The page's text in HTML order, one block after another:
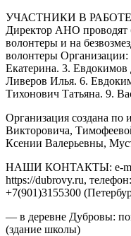
УЧАСТНИКИ В РАБОТЕ
Директор АНО
волонтеры и на
волонтеры
Екатерина. 3.
Ливеров Илья. 6.
Тихонович Татьяна. 9.
Организация создана по
Викторовича,
Ксении Валерьевны,
НАШИ КОНТАКТЫ: e-
https://dubrovy.ru,
+7(901)3155300
— в деревне Дубровы:
(здание школы)